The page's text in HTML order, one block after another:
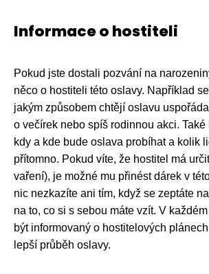
Informace o hostiteli
Pokud jste dostali pozvání na
něco o hostiteli této oslavy. Například
jakým způsobem chtějí oslavu
o večírek nebo spíš rodinnou akci.
kdy a kde bude oslava probíhat a kolik
přítomno. Pokud víte, že hostitel má
vaření), je možné mu přinést dárek v
nic nezkazíte ani tím, když se zeptáte
na to, co si s sebou máte vzít. V
být informovaný o hostitelových
lepší průběh oslavy.